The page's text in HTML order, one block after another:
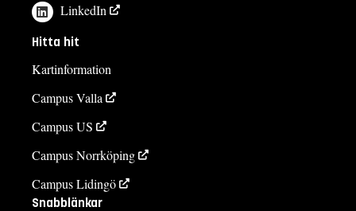
LinkedIn
Hitta hit
Kartinformation
Campus Valla
Campus US
Campus Norrköping
Campus Lidingö
Snabblänkar